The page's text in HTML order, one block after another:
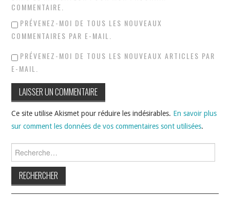
COMMENTAIRE.
PRÉVENEZ-MOI DE TOUS LES NOUVEAUX
COMMENTAIRES PAR E-MAIL.
PRÉVENEZ-MOI DE TOUS LES NOUVEAUX ARTICLES PAR
E-MAIL.
Ce site utilise Akismet pour réduire les indésirables. En savoir plus
sur comment les données de vos commentaires sont utilisées.